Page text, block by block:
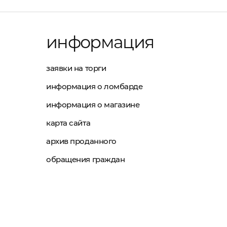
информация
заявки на торги
информация о ломбарде
информация о магазине
карта сайта
архив проданного
обращения граждан